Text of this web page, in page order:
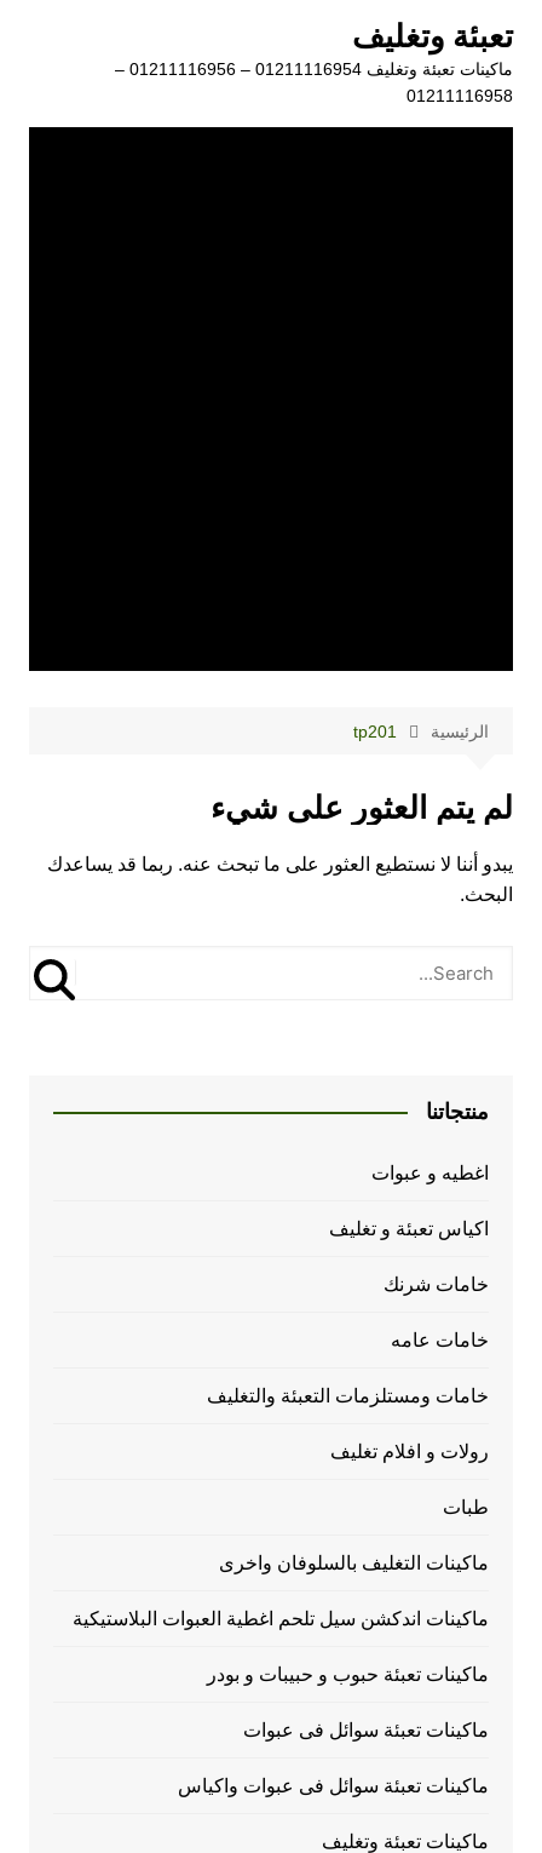
المحتوى
تعبئة وتغليف
ماكينات تعبئة وتغليف 01211116954 – 01211116956 –
01211116958
الرئيسية tp201
لم يتم العثور على شيء
يبدو أننا لا نستطيع العثور على ما تبحث عنه. ربما قد يساعدك
البحث.
منتجاتنا
اغطيه و عبوات
اكياس تعبئة و تغليف
خامات شرنك
خامات عامه
خامات ومستلزمات التعبئة والتغليف
رولات و افلام تغليف
طبات
ماكينات التغليف بالسلوفان واخرى
ماكينات اندكشن سيل تلحم اغطية العبوات البلاستيكية
ماكينات تعبئة حبوب و حبيبات و بودر
ماكينات تعبئة سوائل فى عبوات
ماكينات تعبئة سوائل فى عبوات واكياس
ماكينات تعبئة وتغليف